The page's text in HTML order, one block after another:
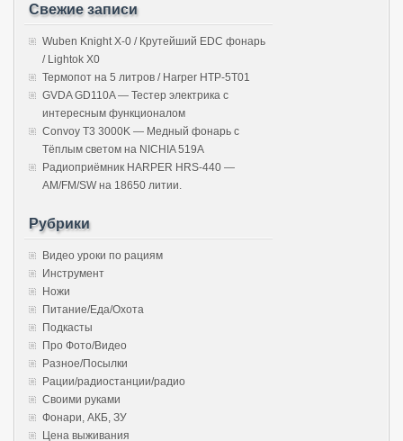
Свежие записи
Wuben Knight X-0 / Крутейший EDC фонарь
/ Lightok X0
Термопот на 5 литров / Harper HTP-5T01
GVDA GD110A — Тестер электрика с
интересным функционалом
Convoy T3 3000K — Медный фонарь с
Тёплым светом на NICHIA 519A
Радиоприёмник HARPER HRS-440 —
AM/FM/SW на 18650 литии.
Рубрики
Видео уроки по рациям
Инструмент
Ножи
Питание/Еда/Охота
Подкасты
Про Фото/Видео
Разное/Посылки
Рации/радиостанции/радио
Своими руками
Фонари, АКБ, ЗУ
Цена выживания